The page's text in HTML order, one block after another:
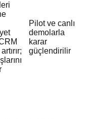
Pilot ve canlı
demolarla
karar
güçlendirilir